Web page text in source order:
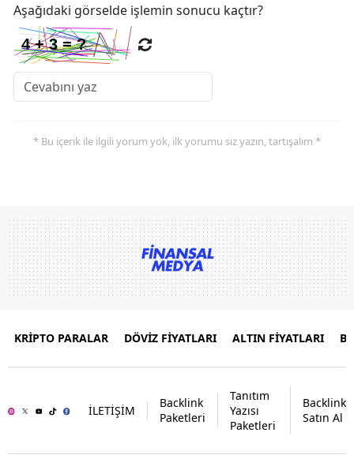
Aşağıdaki görselde işlemin sonucu kaçtır?
* Bu içerik ile ilgili yorum yok, ilk yorumu siz yazın, tartışalım *
KRİPTO PARALAR DÖVİZ FİYATLARI ALTIN FİYATLARI
İLETİŞİM
Backlink
Paketleri
Tanıtım
Yazısı
Paketleri
Backlink
Satın Al